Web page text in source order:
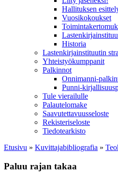
Hallituksen
Vuosikokoukset
Historia
Lastenkirjainstituutin
Yhteistyökumppanit
Palkinnot
Onnimanni-
Punni-
Tule vierailulle
Palautelomake
Saavutettavuusseloste
Rekisteriseloste
Tiedotearkisto
Etusivu » Kuvittaja­bibliografia »
Paluu rajan takaa